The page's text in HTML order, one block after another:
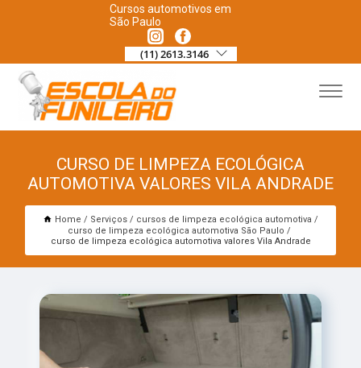
Cursos automotivos em
São Paulo
(11) 2613.3146
CURSO DE LIMPEZA ECOLÓGICA
AUTOMOTIVA VALORES VILA ANDRADE
Home Serviços
cursos de limpeza ecológica automotiva
curso de limpeza ecológica automotiva São Paulo
curso de limpeza ecológica automotiva valores Vila Andrade